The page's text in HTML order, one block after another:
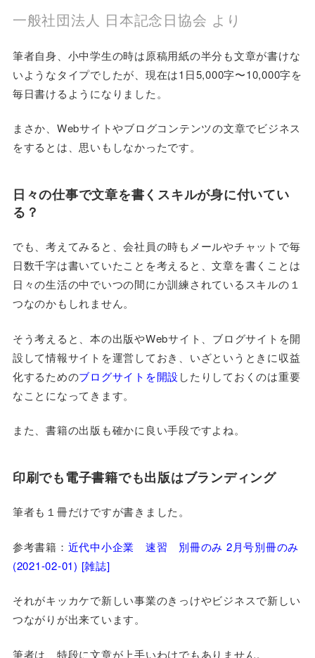
一般社団法人 日本記念日協会 より
筆者自身、小中学生の時は原稿用紙の半分も文章が書けな
いようなタイプでしたが、現在は1日5,000字〜10,000字を
毎日書けるようになりました。
まさか、Webサイトやブログコンテンツの文章でビジネス
をするとは、思いもしなかったです。
日々の仕事で文章を書くスキルが身に付いてい
る？
でも、考えてみると、会社員の時もメールやチャットで毎
日数千字は書いていたことを考えると、文章を書くことは
日々の生活の中でいつの間にか訓練されているスキルの１
つなのかもしれません。
そう考えると、本の出版やWebサイト、ブログサイトを開
設して情報サイトを運営しておき、いざというときに収益
化するためのブログサイトを開設したりしておくのは重要
なことになってきます。
また、書籍の出版も確かに良い手段ですよね。
印刷でも電子書籍でも出版はブランディング
筆者も１冊だけですが書きました。
参考書籍： 近代中小企業 速習 別冊のみ 2月号別冊のみ
(2021-02-01) [雑誌]
それがキッカケで新しい事業のきっけやビジネスで新しい
つながりが出来ています。
筆者は、特段に文章が上手いわけでもありません。